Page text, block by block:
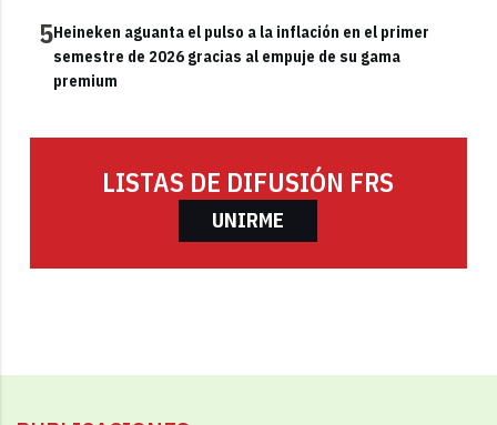
5Heineken aguanta el pulso a la inflación en el primer
semestre de 2026 gracias al empuje de su gama
premium
LISTAS DE DIFUSIÓN FRS
UNIRME